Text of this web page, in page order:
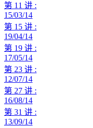
第 11 讲 :
15/03/14
第 15 讲 :
19/04/14
第 19 讲 :
17/05/14
第 23 讲 :
12/07/14
第 27 讲 :
16/08/14
第 31 讲 :
13/09/14